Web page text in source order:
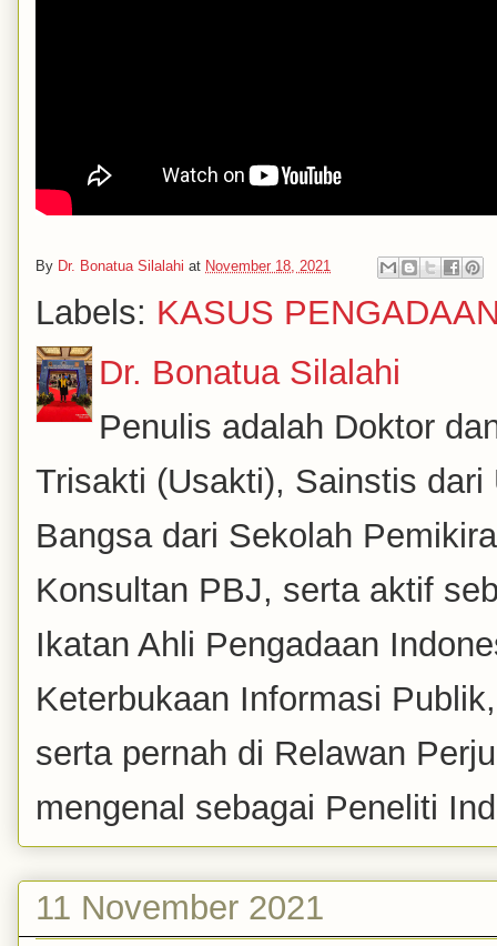
By Dr. Bonatua Silalahi at November 18, 2021
Labels: KASUS
Dr. Bonatua Silalahi
Penulis adalah Doktor
Trisakti (Usakti), Sainstis
Bangsa dari Sekolah
Konsultan PBJ, serta aktif
Ikatan Ahli Pengadaan
Keterbukaan Informasi
serta pernah di Relawan
mengenal sebagai Peneliti
11 November 2021